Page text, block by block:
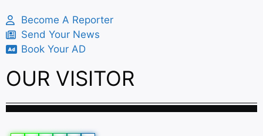
Become A Reporter
Send Your News
Book Your AD
OUR VISITOR